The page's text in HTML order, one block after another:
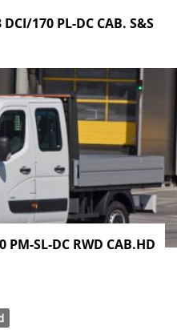
170 PL-DC CAB. S&S
PM-SL-DC RWD CAB.HD